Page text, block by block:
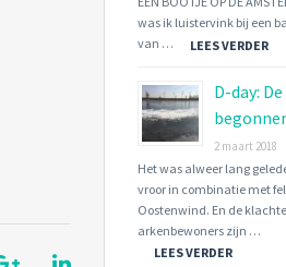
was ik luistervink bij een
van …
LEES VERDER
D-day:
2 maart 2018
Het was alweer lang
vroor in combinatie met
Oostenwind. En de
arkenbewoners zijn …
LEES VERDER